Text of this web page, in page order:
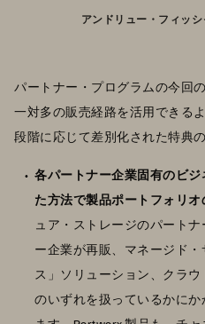
アンドリュー・フィッシ
パートナー・プログラムの今回
一対多の販売経路を活用できる
段階に応じて差別化された特典
各パートナー企業固有のビ
た方法で製品ポートフォリ
ュア・ストレージのパート
ー企業が再販、マネージド
ス」ソリューション、クラ
のいずれを扱っているかに